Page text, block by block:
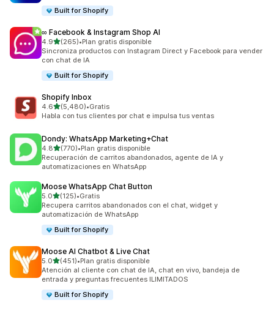
Built for Shopify
∞ Facebook & Instagram Shop AI
4.9de 5 estrellas
(265)
265 reseñas en total
•Plan gratis disponible
Sincroniza productos con Instagram Direct y Facebook para vender
con chat de IA
Built for Shopify
Shopify Inbox
4.6de 5 estrellas
(5,480)
5480 reseñas en total
•Gratis
Habla con tus clientes por chat e impulsa tus ventas
Dondy: WhatsApp Marketing+Chat
4.8de 5 estrellas
(770)
770 reseñas en total
•Plan gratis disponible
Recuperación de carritos abandonados, agente de IA y
automatizaciones en WhatsApp
Moose WhatsApp Chat Button
5.0de 5 estrellas
(125)
125 reseñas en total
•Gratis
Recupera carritos abandonados con el chat, widget y
automatización de WhatsApp
Built for Shopify
Moose AI Chatbot & Live Chat
5.0de 5 estrellas
(451)
451 reseñas en total
•Plan gratis disponible
Atención al cliente con chat de IA, chat en vivo, bandeja de
entrada y preguntas frecuentes ILIMITADOS
Built for Shopify